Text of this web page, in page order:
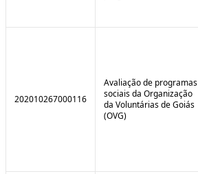
202010267000116
Avaliação de programas
sociais da Organização
da Voluntárias de Goiás
(OVG)